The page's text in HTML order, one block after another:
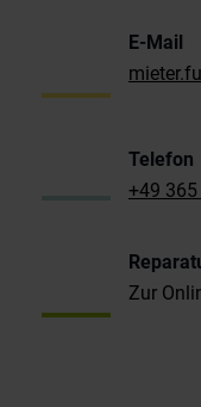
E-Mail
Telefon
+49
Zur